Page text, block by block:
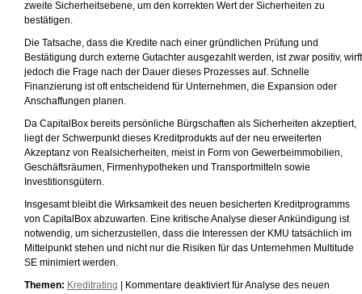
zweite Sicherheitsebene, um den korrekten Wert der Sicherheiten zu
bestätigen.
Die Tatsache, dass die Kredite nach einer gründlichen Prüfung und
Bestätigung durch externe Gutachter ausgezahlt werden, ist zwar positiv, wirft
jedoch die Frage nach der Dauer dieses Prozesses auf. Schnelle
Finanzierung ist oft entscheidend für Unternehmen, die Expansion oder
Anschaffungen planen.
Da CapitalBox bereits persönliche Bürgschaften als Sicherheiten akzeptiert,
liegt der Schwerpunkt dieses Kreditprodukts auf der neu erweiterten
Akzeptanz von Realsicherheiten, meist in Form von Gewerbeimmobilien,
Geschäftsräumen, Firmenhypotheken und Transportmitteln sowie
Investitionsgütern.
Insgesamt bleibt die Wirksamkeit des neuen besicherten Kreditprogramms
von CapitalBox abzuwarten. Eine kritische Analyse dieser Ankündigung ist
notwendig, um sicherzustellen, dass die Interessen der KMU tatsächlich im
Mittelpunkt stehen und nicht nur die Risiken für das Unternehmen Multitude
SE minimiert werden.
Themen: Kreditrating Kommentare deaktiviertfür Analyse des neuen